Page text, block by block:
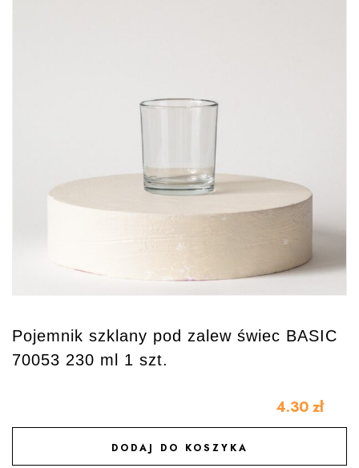
Pojemnik szklany pod zalew świec BASIC
70053 230 ml 1 szt.
4.30 zł
DODAJ DO KOSZYKA
DODAJ DO ULUBIONYCH